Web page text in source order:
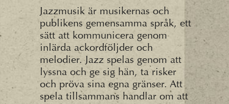
Jazzmusik är musikernas och
publikens gemensamma språk, ett
sätt att kommunicera genom
inlärda ackordföljder och
melodier. Jazz spelas genom att
lyssna och ge sig hän, ta risker
och pröva sina egna gränser. Att
spela tillsammans handlar om att